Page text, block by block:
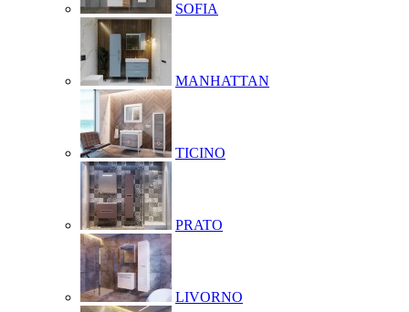
SOFIA
MANHATTAN
TICINO
PRATO
LIVORNO